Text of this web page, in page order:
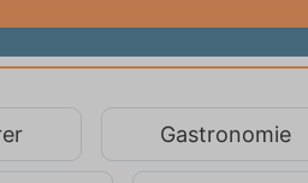
Gastronomie